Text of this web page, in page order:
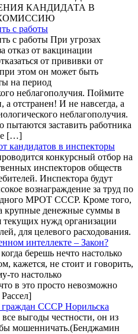
КАНДИДАТА В
с работы
с работы При угрозах
отказ от вакцинации
от прививки от
этом он может быть
на период
неблагополучия. Поймите
а отстранен! И не навсегда, а
неблагополучия.
пытаются заставить работника
[…]
кандидатов в инспекторы
конкурсный отбор на
инспекторов обществ
Инспектора будут
вознаграждение за труд по
МРОТ СССР. Кроме того,
крупные денежные суммы в
текущих нужд организации
для целевого расходования.
интеллекте – Закон?
берешь нечто настолько
кажется, не стоит и говорить,
то настолько
в это просто невозможно
СССР Норильска
выгоды честности, он из
мошенничать.(Бенджамин